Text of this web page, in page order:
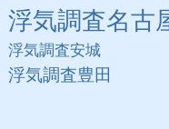
浮気調査名古
浮気調査安城
浮気調査豊田